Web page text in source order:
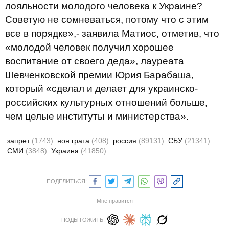
лояльности молодого человека к Украине?
Советую не сомневаться, потому что с этим
все в порядке»,- заявила Матиос, отметив, что
«молодой человек получил хорошее
воспитание от своего деда», лауреата
Шевченковской премии Юрия Барабаша,
который «сделал и делает для украинско-
российских культурных отношений больше,
чем целые институты и министерства».
запрет (1743) нон грата (408) россия (89131) СБУ (21341)
СМИ (3848) Украина (41850)
ПОДЕЛИТЬСЯ:
Мне нравится
ПОДЫТОЖИТЬ: